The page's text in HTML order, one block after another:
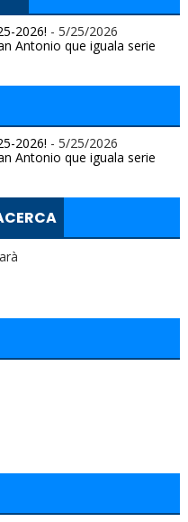
2026! - 5/25/2026
Antonio que iguala serie
2026! - 5/25/2026
Antonio que iguala serie